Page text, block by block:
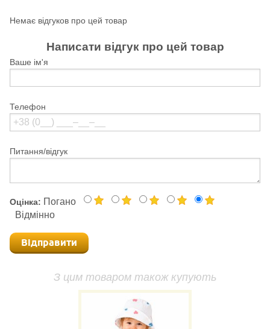
Немає відгуков про цей товар
Написати відгук про цей товар
Ваше ім'я
Телефон
Питання/відгук
Оцінка: Погано
Відмінно
Відправити
З цим товаром також купують